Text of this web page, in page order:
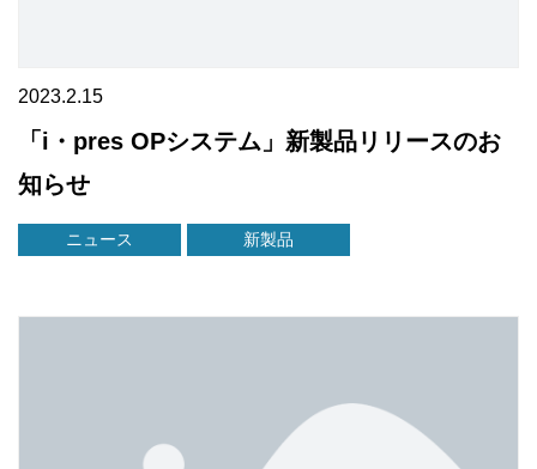
2023.2.15
「i・pres OPシステム」新製品リリースのお
知らせ
ニュース 新製品